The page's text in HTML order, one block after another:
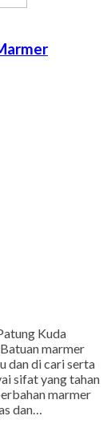
Kuda
marmer
dan di cari serta
sifat yang tahan
marmer
dan…